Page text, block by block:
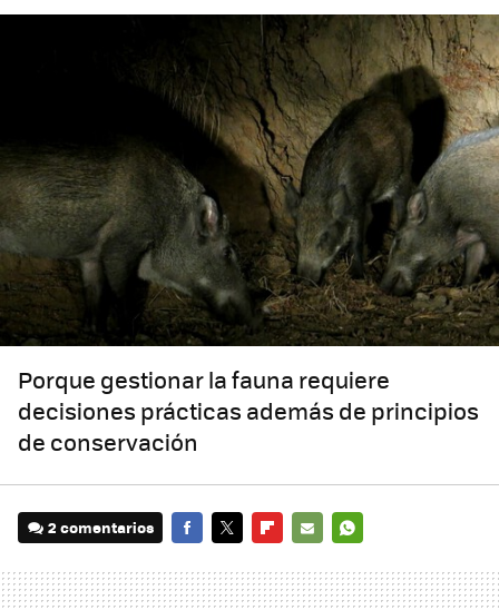
Porque gestionar la fauna requiere
decisiones prácticas además de principios
de conservación
2 comentarios
MAIL